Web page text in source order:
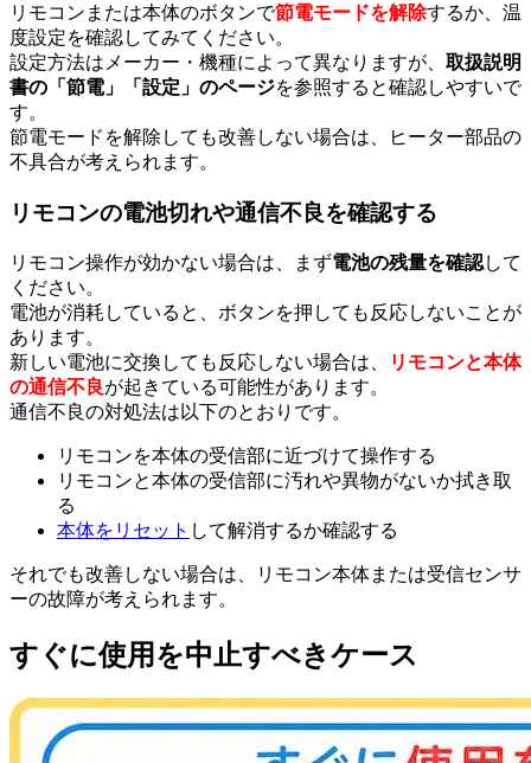
リモコンまたは本体のボタンで節電モードを解除するか、温
度設定を確認してみてください。
設定方法はメーカー・機種によって異なりますが、 取扱説明
書の「節電」「設定」のページを参照すると確認しやすいで
す。
節電モードを解除しても改善しない場合は、ヒーター部品の
不具合が考えられます。
リモコンの電池切れや通信不良を確認する
リモコン操作が効かない場合は、まず電池の残量を確認して
ください。
電池が消耗していると、ボタンを押しても反応しないことが
あります。
新しい電池に交換しても反応しない場合は、
リモコンと本体
の通信不良が起きている可能性があります。
通信不良の対処法は以下のとおりです。
リモコンを本体の受信部に近づけて操作する
リモコンと本体の受信部に汚れや異物がないか拭き取
る
本体をリセット して解消するか確認する
それでも改善しない場合は、リモコン本体または受信センサ
ーの故障が考えられます。
すぐに使用を中止すべきケース